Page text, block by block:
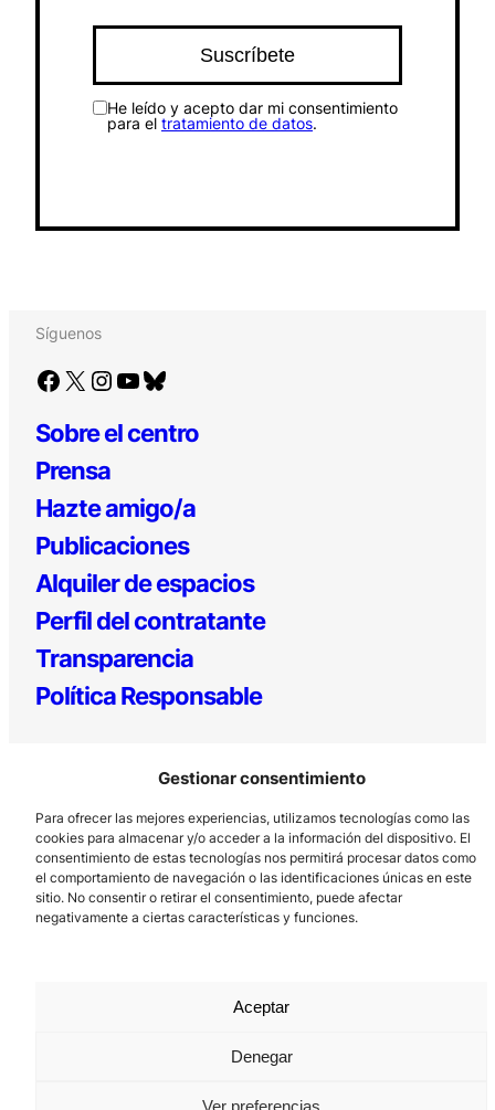
Gestionar consentimiento
Para ofrecer las mejores experiencias, utilizamos tecnologías como las
cookies para almacenar y/o acceder a la información del dispositivo. El
consentimiento de estas tecnologías nos permitirá procesar datos como
el comportamiento de navegación o las identificaciones únicas en este
sitio. No consentir o retirar el consentimiento, puede afectar
negativamente a ciertas características y funciones.
Aceptar
Denegar
Ver preferencias
He leído y acepto dar mi consentimiento
para el tratamiento de datos.
Síguenos
Facebook X Instagram YouTube Bluesky
Sobre el centro
Prensa
Hazte amigo/a
Publicaciones
Alquiler de espacios
Perfil del contratante
Transparencia
Política Responsable
Los Prados, 121 – 33203 Gijón
985 185 577 – info@laboralcentrodearte.org